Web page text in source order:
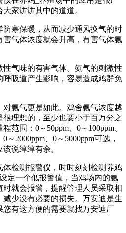
家讲讲其中的道道。
寒保暖，从而减少通风换气的时
害气体浓度就会升高，有害气体氨
气味的有害气体。氨气的刺激性
吸道产生影响，容易造成鸡群免
氨气更是如此。鸡舍氨气浓度越
理想的，至少也要小于百万分之
范围：0～50ppm、0～100ppm、
～2000ppm、0～5000ppm可选，
说绰绰有余。
检测报警仪，时时刻刻检测养鸡
定一个低报警值，当鸡场内的氨
就会报警，提醒管理人员采取相
少没有必要的损失。万安迪是生
有这方便的需要就找万安迪厂